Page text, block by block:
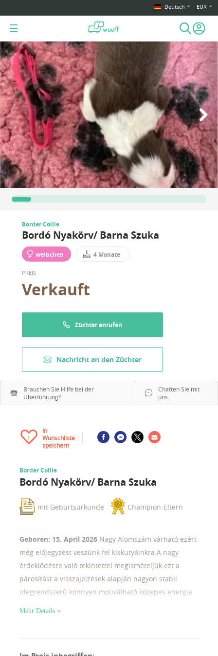
Deutsch EUR
Border Collie
Bordó Nyakörv/ Barna Szuka
weibchen 4 Monate
PREIS
Verkauft
Züchter anrufen
Nachricht an den Züchter
Brauchen Sie Hilfe bei der
Überführung?
Chatten Sie mit
uns.
1
In
Wunschliste
speichern
Border Collie
Bordó Nyakörv/ Barna Szuka
mit Geburtsurkunde Champion-Eltern
Geboren: 15. April 2026 Nagy Alomszám várható ezért
még előjegyzést veszünk fel kiskutyáinkra.A nagy
érdeklődésre való tekintettel megismételjük ezt a
párosítást a visszajelzések alapján nagyon stabil
idegrendszerű könnyen motiválható közepes energia
Mehr Details